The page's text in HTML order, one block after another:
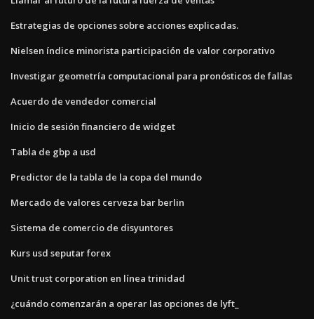
Estrategias de opciones sobre acciones explicadas.
Nielsen índice minorista participación de valor corporativo
Investigar geometría computacional para pronósticos de fallas
Acuerdo de vendedor comercial
Inicio de sesión financiero de widget
Tabla de gbp a usd
Predictor de la tabla de la copa del mundo
Mercado de valores cerveza bar berlin
Sistema de comercio de disyuntores
Kurs usd seputar forex
Unit trust corporation en línea trinidad
¿cuándo comenzarán a operar las opciones de lyft_